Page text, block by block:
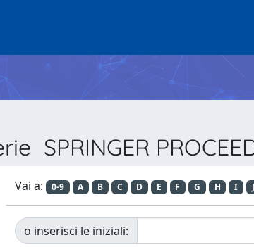
SPRINGER
Vai a: 0-9 A B C D E F G H I J
o inserisci le iniziali: